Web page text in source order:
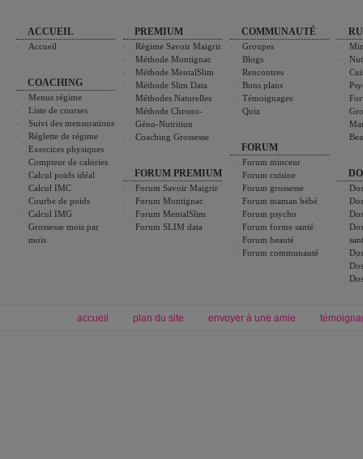
ACCUEIL
Accueil
COACHING
Menus régime
Liste de courses
Suivi des mensurations
Réglette de régime
Exercices physiques
Compteur de calories
Calcul poids idéal
Calcul IMC
Courbe de poids
Calcul IMG
Grossesse mois par
mois
PREMIUM
Régime Savoir Maigrir
Méthode Montignac
Méthode MentalSlim
Méthode Slim Data
Méthodes Naturelles
Méthode Chrono-
Géno-Nutrition
Coaching Grossesse
FORUM PREMIUM
Forum Savoir Maigrir
Forum Montignac
Forum MentalSlim
Forum SLIM data
COMMUNAUTÉ
Groupes
Blogs
Rencontres
Bons plans
Témoignages
Quiz
FORUM
Forum minceur
Forum cuisine
Forum grossesse
Forum maman bébé
Forum psycho
Forum forme santé
Forum beauté
Forum communauté
accueil plan du site envoyer à une amie